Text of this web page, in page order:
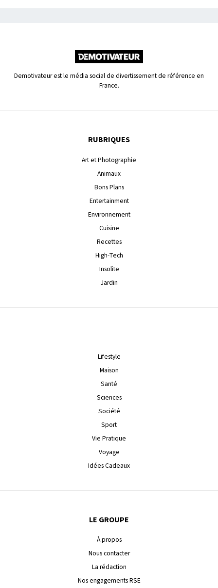
Demotivateur est le média social de divertissement de référence en
France.
RUBRIQUES
Art et Photographie
Animaux
Bons Plans
Entertainment
Environnement
Cuisine
Recettes
High-Tech
Insolite
Jardin
Lifestyle
Maison
Santé
Sciences
Société
Sport
Vie Pratique
Voyage
Idées Cadeaux
LE GROUPE
À propos
Nous contacter
La rédaction
Nos engagements RSE